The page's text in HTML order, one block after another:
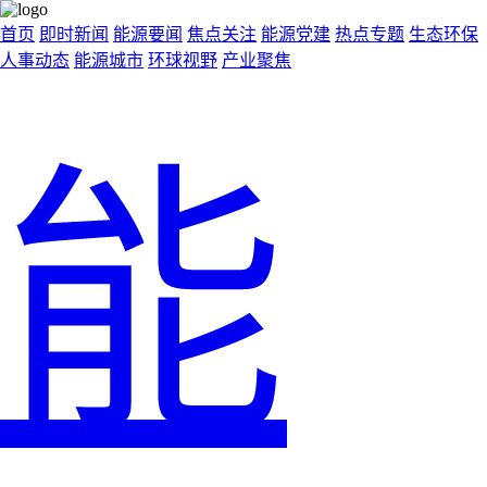
首页 即时新闻 能源要闻 焦点关注 能源党建 热点专题 生态环保
人事动态 能源城市 环球视野 产业聚焦
能